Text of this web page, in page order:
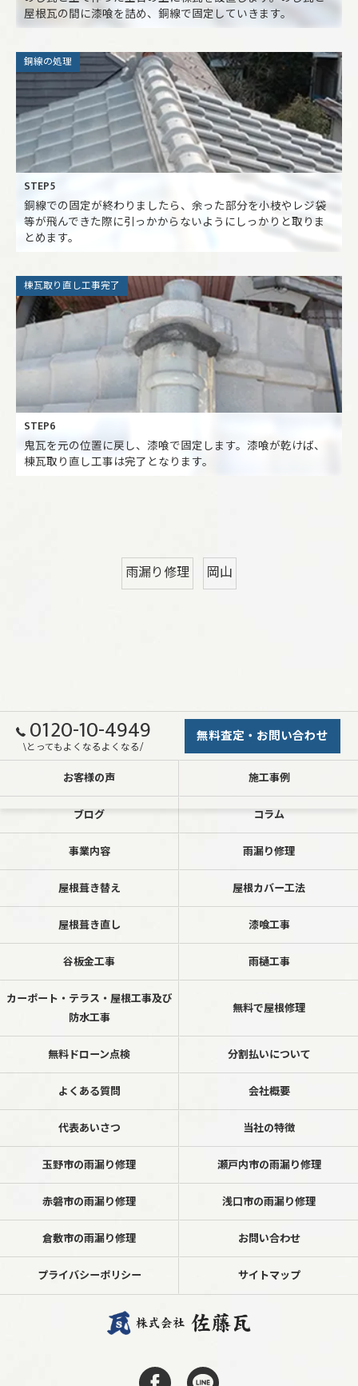
屋根瓦の間に漆喰を詰め、銅線で固定していきます。
銅線の処理
STEP5
銅線での固定が終わりましたら、余った部分を小枝やレジ袋
等が飛んできた際に引っかからないようにしっかりと取りま
とめます。
棟瓦取り直し工事完了
STEP6
鬼瓦を元の位置に戻し、漆喰で固定します。漆喰が乾けば、
棟瓦取り直し工事は完了となります。
雨漏り修理 岡山
0120-10-4949
\とってもよくなるよくなる/
無料査定・お問い合わせ
お客様の声 施工事例
ブログ コラム
事業内容 雨漏り修理
屋根葺き替え 屋根カバー工法
屋根葺き直し 漆喰工事
谷板金工事 雨樋工事
カーポート・テラス・屋根工事及び
防水工事
無料で屋根修理
無料ドローン点検 分割払いについて
よくある質問 会社概要
代表あいさつ 当社の特徴
玉野市の雨漏り修理 瀬戸内市の雨漏り修理
赤磐市の雨漏り修理 浅口市の雨漏り修理
倉敷市の雨漏り修理 お問い合わせ
プライバシーポリシー サイトマップ